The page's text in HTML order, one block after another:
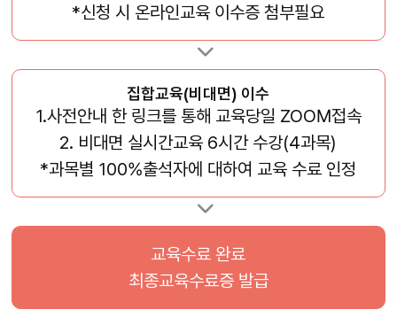
*신청 시 온라인교육 이수증 첨부필요
집합교육(비대면) 이수
1.사전안내 한 링크를 통해 교육당일 ZOOM접속
2. 비대면 실시간교육 6시간 수강(4과목)
*과목별 100%출석자에 대하여 교육 수료 인정
교육수료 완료
최종교육수료증 발급